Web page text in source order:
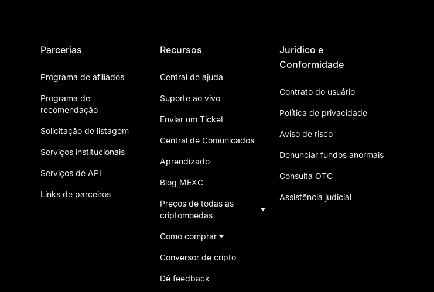
Parcerias
Programa de afiliados
Programa de
recomendação
Solicitação de listagem
Serviços institucionais
Serviços de API
Links de parceiros
Recursos
Central de ajuda
Suporte ao vivo
Enviar um Ticket
Central de Comunicados
Aprendizado
Blog MEXC
Preços de todas as
criptomoedas
Como comprar
Conversor de cripto
Dê feedback
Jurídico e
Conformidade
Contrato do usuário
Política de privacidade
Aviso de risco
Denunciar fundos anormais
Consulta OTC
Assistência judicial